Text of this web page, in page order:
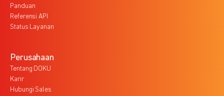
Panduan
Referensi API
Status Layanan
Perusahaan
Tentang DOKU
Karir
Hubungi Sales